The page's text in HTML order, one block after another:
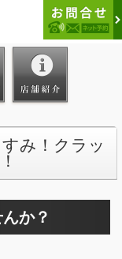
み！クラッ
か？